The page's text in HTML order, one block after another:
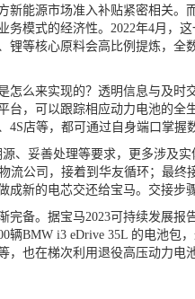
新能源市场准入补贴紧密相关
务模式的经济性。2022年4月，
锂等核心原料会高比例提炼，
么来实现的？透明信息与及时
台，可以跟踪相应动力电池的全
4S店等，都可通过自身端口掌握
妥善处理等要求，更多涉及实
流公司，接着到华友循环；最
成新的电芯交还给宝马。交接步
备。据宝马2023可持续发展报
辆BMW i3 eDrive 35L 的电池包
，也在梯次利用退役高压动力电池